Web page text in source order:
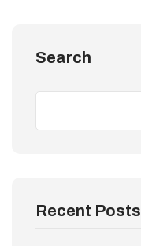
Search
Recent Posts